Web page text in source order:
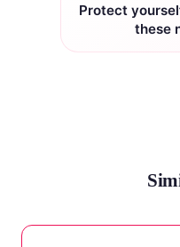
Protect
these